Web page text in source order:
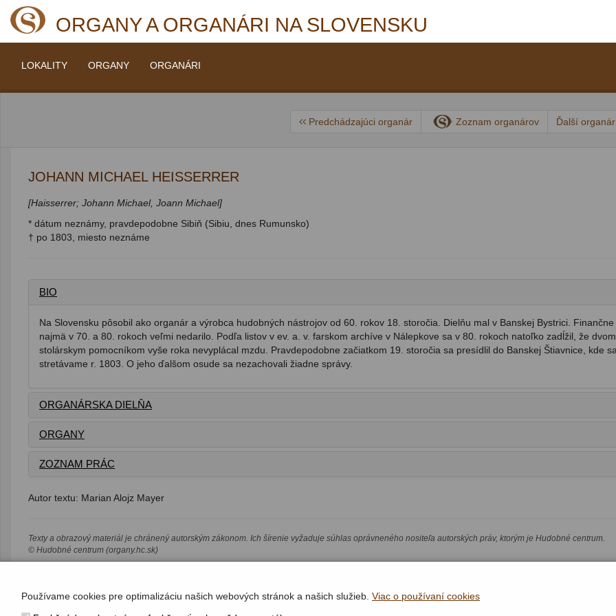
ORGANY A ORGANÁRI NA SLOVENSKU
LOKALITY ORGANY ORGANÁRI
Predchádzajúci organár Zoznam organárov Ďalší organár
JOHANN MICHAEL HEISSERRER
[Haisserrer; Johann Michael, Joann Michael]
* dátum neznámy, pravdepodobne Sibiň (Sibiu, dnes Rumunsko)
† po 1803, miesto neznáme
BIO
Na Slovensku pôsobil ako organár a výrobca hudobných nástrojov od 60. rokov 18. storočia. Dielňu mal v Banskej Bystrici. Finančne
najmä v 70. a 80. rokoch veľmi nedarilo. Podľa listov v ev. a. v. farskom archíve v Nálepkove sa v 80. rokoch natoľko zadĺžil, že dvom
stolárskym pomocníkom vyše roka nevyplácal mzdu. Pravdepodobne začiatkom 19. storočia sa presídlil do Banskej Štiavnice, kde
stretávame r. 1803. O jeho ďalšom osude sa nezachovali žiadne správy.
ORGANÁRSKA DIELŇA
ORGANY
ZOZNAM PRÁC
Autor textu: Marian Alojz Mayer
Texty a obrazový materiál je chránený autorským zákonom. Ich šírenie vyžaduje súhlas oprávneného nositeľa autorských práv, ktorým je Hudobné centrum.
© Hudobné centrum (organy.hc.sk)
Používame cookies pre optimalizáciu našich webových stránok a našich služieb. Viac o používaní cookies